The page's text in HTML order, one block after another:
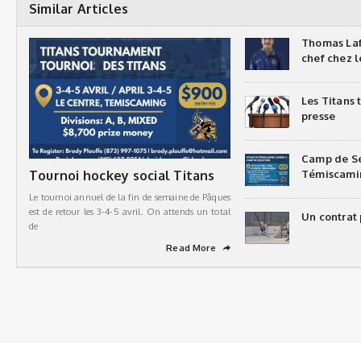
Similar Articles
Tournoi hockey social Titans
Le tournoi annuel de la fin de semaine de Pâques
est de retour les 3-4-5 avril. On attends un total
de
Read More
➦
Thomas
chef chez
Les Titans
presse
Camp de
Un contrat